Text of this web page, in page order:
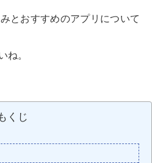
とおすすめのアプリについて
ね。
くじ